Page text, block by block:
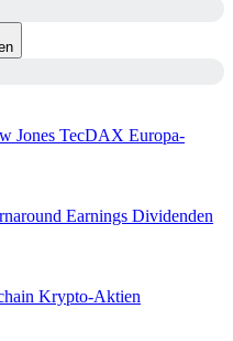
Jones TecDAX Europa-
Earnings Dividenden
Krypto-Aktien